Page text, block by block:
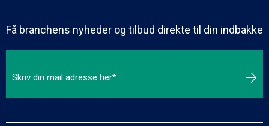
Få branchens nyheder og tilbud direkte til din indbakke